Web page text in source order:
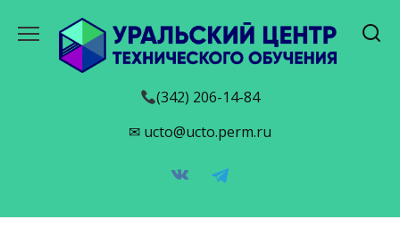
содержанию
(342) 206-14-84
✉ ucto@ucto.perm.ru